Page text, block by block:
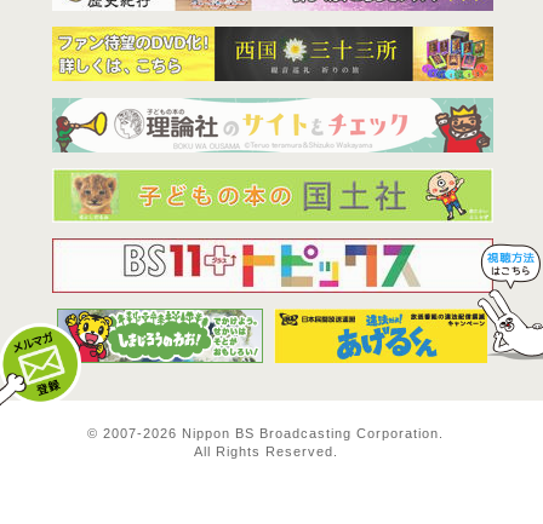
© 2007-2026 Nippon BS Broadcasting Corporation.
All Rights Reserved.